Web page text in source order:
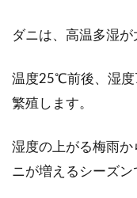
ダニは、高温多湿が
温度25℃前後、湿度
繁殖します。
湿度の上がる梅雨
ニが増えるシーズン